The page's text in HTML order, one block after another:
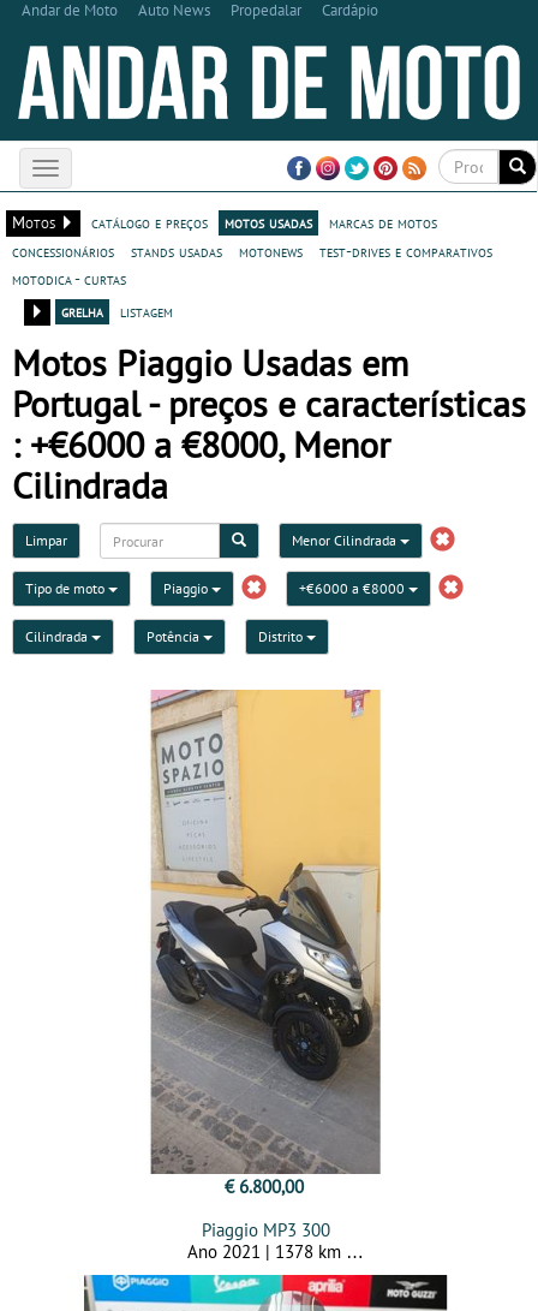
Andar de Moto Auto News Propedalar Cardápio
Toggle
navigation
Motos
catálogo e preços motos usadas
marcas de motos
concessionários
stands usadas motonews
test-drives e comparativos
motodica - curtas
grelha
listagem
Motos Piaggio Usadas em
Portugal - preços e características
: +€6000 a €8000, Menor
Cilindrada
Limpar Menor Cilindrada
Tipo de moto Piaggio +€6000 a €8000
Cilindrada Potência Distrito
€ 6.800,00
Piaggio MP3 300
Ano 2021 | 1378 km